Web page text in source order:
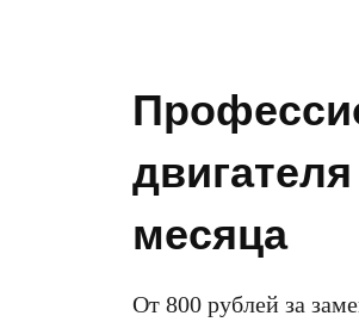
месяца
От 800 рублей за